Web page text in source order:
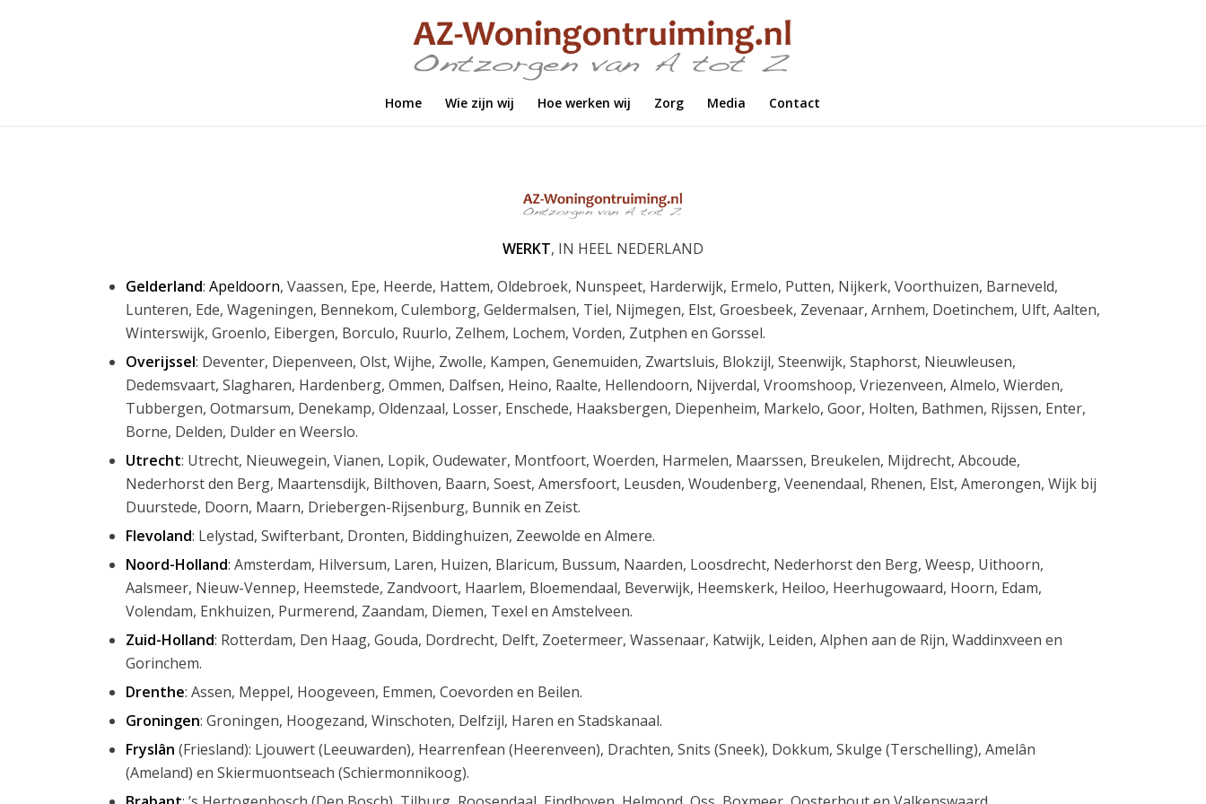
Home Wie zijn wij Hoe werken wij Zorg Media Contact
WERKT, IN HEEL NEDERLAND
Gelderland:Apeldoorn, Vaassen, Epe, Heerde, Hattem, Oldebroek, Nunspeet, Harderwijk, Ermelo, Putten, Nijkerk, Voorthuizen, Barneveld,
Lunteren, Ede, Wageningen, Bennekom, Culemborg, Geldermalsen, Tiel, Nijmegen, Elst, Groesbeek, Zevenaar, Arnhem, Doetinchem, Ulft, Aalten,
Winterswijk, Groenlo, Eibergen, Borculo, Ruurlo, Zelhem, Lochem, Vorden, Zutphen en Gorssel.
Overijssel: Deventer, Diepenveen, Olst, Wijhe, Zwolle, Kampen, Genemuiden, Zwartsluis, Blokzijl, Steenwijk, Staphorst, Nieuwleusen,
Dedemsvaart, Slagharen, Hardenberg, Ommen, Dalfsen, Heino, Raalte, Hellendoorn, Nijverdal, Vroomshoop, Vriezenveen, Almelo, Wierden,
Tubbergen, Ootmarsum, Denekamp, Oldenzaal, Losser, Enschede, Haaksbergen, Diepenheim, Markelo, Goor, Holten, Bathmen, Rijssen, Enter,
Borne, Delden, Dulder en Weerslo.
Utrecht: Utrecht, Nieuwegein, Vianen, Lopik, Oudewater, Montfoort, Woerden, Harmelen, Maarssen, Breukelen, Mijdrecht, Abcoude,
Nederhorst den Berg, Maartensdijk, Bilthoven, Baarn, Soest, Amersfoort, Leusden, Woudenberg, Veenendaal, Rhenen, Elst, Amerongen, Wijk bij
Duurstede, Doorn, Maarn, Driebergen-Rijsenburg, Bunnik en Zeist.
Flevoland: Lelystad, Swifterbant, Dronten, Biddinghuizen, Zeewolde en Almere.
Noord-Holland: Amsterdam, Hilversum, Laren, Huizen, Blaricum, Bussum, Naarden, Loosdrecht, Nederhorst den Berg, Weesp, Uithoorn,
Aalsmeer, Nieuw-Vennep, Heemstede, Zandvoort, Haarlem, Bloemendaal, Beverwijk, Heemskerk, Heiloo, Heerhugowaard, Hoorn, Edam,
Volendam, Enkhuizen, Purmerend, Zaandam, Diemen, Texel en Amstelveen.
Zuid-Holland: Rotterdam, Den Haag, Gouda, Dordrecht, Delft, Zoetermeer, Wassenaar, Katwijk, Leiden, Alphen aan de Rijn, Waddinxveen en
Gorinchem.
Drenthe: Assen, Meppel, Hoogeveen, Emmen, Coevorden en Beilen.
Groningen: Groningen, Hoogezand, Winschoten, Delfzijl, Haren en Stadskanaal.
Fryslân (Friesland): Ljouwert (Leeuwarden), Hearrenfean (Heerenveen), Drachten, Snits (Sneek), Dokkum, Skulge (Terschelling), Amelân
(Ameland) en Skiermuontseach (Schiermonnikoog).